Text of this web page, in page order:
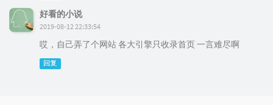
好看的小说
2019-08-12 22:33:54
哎，自己弄了个网站 各大引擎只收录首页 一言难尽啊
回复